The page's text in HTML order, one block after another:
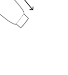
レースアップ